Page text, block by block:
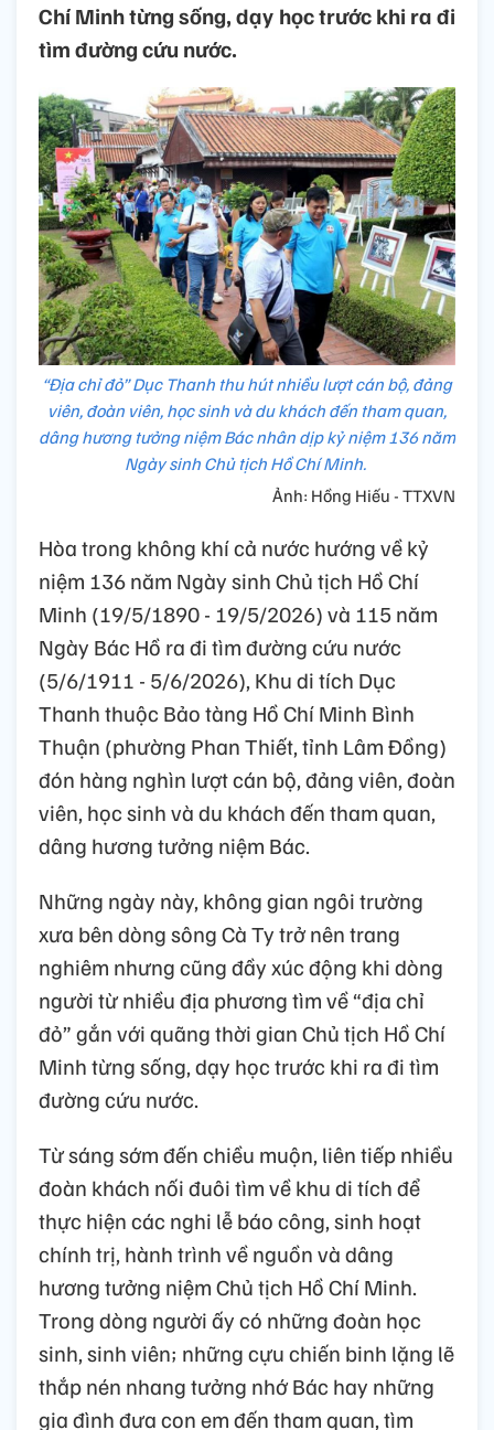
Chí Minh từng sống, dạy học trước khi ra đi
tìm đường cứu nước.
“Địa chỉ đỏ” Dục Thanh thu hút nhiều lượt cán bộ, đảng
viên, đoàn viên, học sinh và du khách đến tham quan,
dâng hương tưởng niệm Bác nhân dịp kỷ niệm 136 năm
Ngày sinh Chủ tịch Hồ Chí Minh.
Ảnh: Hồng Hiếu - TTXVN
Hòa trong không khí cả nước hướng về kỷ
niệm 136 năm Ngày sinh Chủ tịch Hồ Chí
Minh (19/5/1890 - 19/5/2026) và 115 năm
Ngày Bác Hồ ra đi tìm đường cứu nước
(5/6/1911 - 5/6/2026), Khu di tích Dục
Thanh thuộc Bảo tàng Hồ Chí Minh Bình
Thuận (phường Phan Thiết, tỉnh Lâm Đồng)
đón hàng nghìn lượt cán bộ, đảng viên, đoàn
viên, học sinh và du khách đến tham quan,
dâng hương tưởng niệm Bác.
Những ngày này, không gian ngôi trường
xưa bên dòng sông Cà Ty trở nên trang
nghiêm nhưng cũng đầy xúc động khi dòng
người từ nhiều địa phương tìm về “địa chỉ
đỏ” gắn với quãng thời gian Chủ tịch Hồ Chí
Minh từng sống, dạy học trước khi ra đi tìm
đường cứu nước.
Từ sáng sớm đến chiều muộn, liên tiếp nhiều
đoàn khách nối đuôi tìm về khu di tích để
thực hiện các nghi lễ báo công, sinh hoạt
chính trị, hành trình về nguồn và dâng
hương tưởng niệm Chủ tịch Hồ Chí Minh.
Trong dòng người ấy có những đoàn học
sinh, sinh viên; những cựu chiến binh lặng lẽ
thắp nén nhang tưởng nhớ Bác hay những
gia đình đưa con em đến tham quan, tìm